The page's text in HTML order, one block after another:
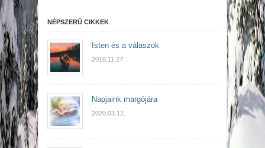
NÉPSZERŰ CIKKEK
Isten és a válaszok
2018.11.27.
Napjaink margójára
2020.03.12.